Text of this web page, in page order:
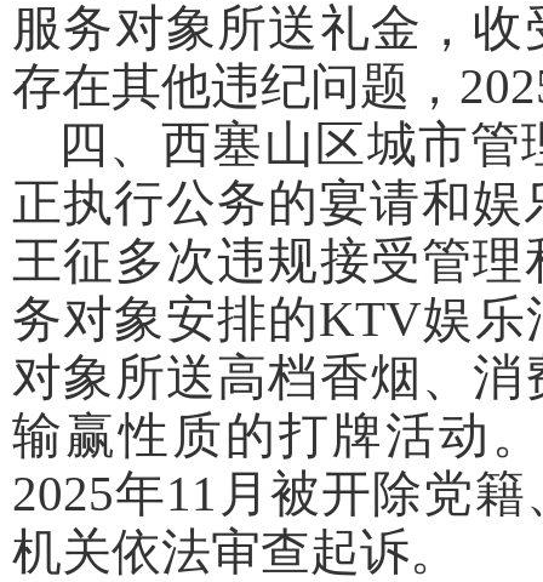
服务对象所送礼金，
存在其他违纪问题，
四、西塞山区城市
正执行公务的宴请和娱
王征多次违规接受管
务对象安排的KTV娱
对象所送高档香烟、
输赢性质的打牌活动
2025年11月被开除党
机关依法审查起诉。